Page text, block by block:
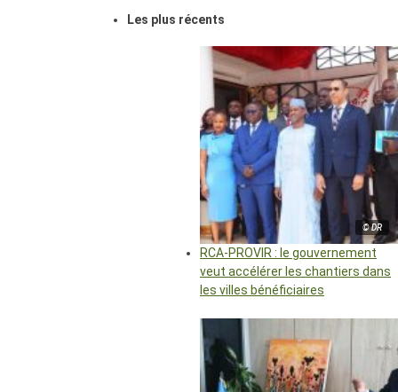
Les plus récents
© DR
RCA-PROVIR : le gouvernement
veut accélérer les chantiers dans
les villes bénéficiaires